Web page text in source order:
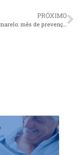
PRÓXIMO
Setembro Amarelo: mês de prevenção ao suicídio